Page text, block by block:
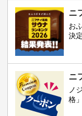
ニ
お
決
ニ
ノ
格